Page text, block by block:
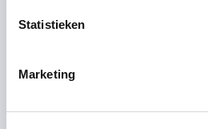
Statistieken
Marketing